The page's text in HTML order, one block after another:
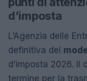
d’imposta
L’Agenzia delle
definitiva del
d’imposta 2026. Il
termine per la